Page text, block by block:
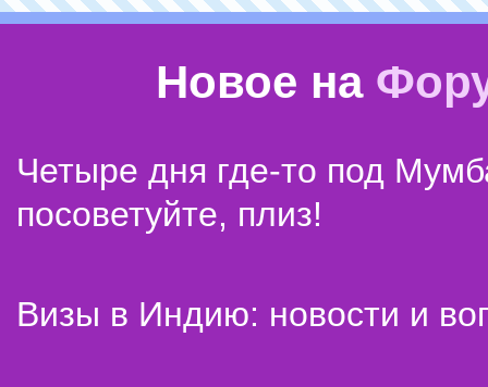
Новое на
Четыре дня где-то под
посоветуйте, плиз!
Визы в Индию: новости и